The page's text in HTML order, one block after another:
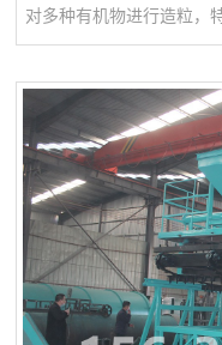
对多种有机物进行造粒，
物料，如：农作物秸秆、
后就可造粒，而且对腐植
好的效果。该机由机体
原理是物料从机体的一端
推动并与机壳进行